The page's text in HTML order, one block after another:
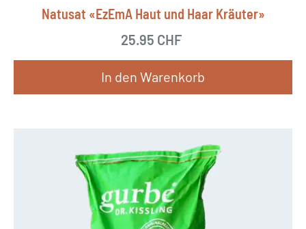
Natusat «EzEmA Haut und Haar Kräuter»
25.95 CHF
In den Warenkorb